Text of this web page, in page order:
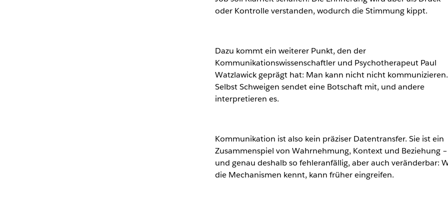
oder Kontrolle verstanden, wodurch die Stimmung kippt.
Dazu kommt ein weiterer Punkt, den der
Kommunikationswissenschaftler und Psychotherapeut Paul
Watzlawick geprägt hat: Man kann nicht nicht kommunizieren.
Selbst Schweigen sendet eine Botschaft mit, und andere
interpretieren es.
Kommunikation ist also kein präziser Datentransfer. Sie ist ein
Zusammenspiel von Wahrnehmung, Kontext und Beziehung –
und genau deshalb so fehleranfällig, aber auch veränderbar:
die Mechanismen kennt, kann früher eingreifen.